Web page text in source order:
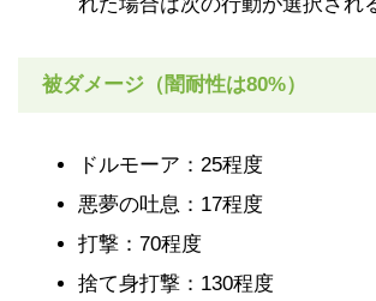
れた場合は次の行動が選択され
被ダメージ（闇耐性は80%）
ドルモーア：25程度
悪夢の吐息：17程度
打撃：70程度
捨て身打撃：130程度